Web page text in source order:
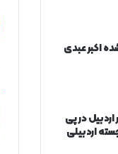
اکبر عبدی
اردبیل در پی
اردبیلی